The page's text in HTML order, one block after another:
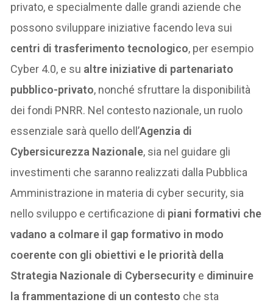
privato, e specialmente dalle grandi aziende che
possono sviluppare iniziative facendo leva sui
centri di trasferimento tecnologico, per esempio
Cyber 4.0, e su altre iniziative di partenariato
pubblico-privato, nonché sfruttare la disponibilità
dei fondi PNRR. Nel contesto nazionale, un ruolo
essenziale sarà quello dell’Agenzia di
Cybersicurezza Nazionale, sia nel guidare gli
investimenti che saranno realizzati dalla Pubblica
Amministrazione in materia di cyber security, sia
nello sviluppo e certificazione di piani formativi che
vadano a colmare il gap formativo in modo
coerente con gli obiettivi e le priorità della
Strategia Nazionale di Cybersecurity e diminuire
la frammentazione di un contesto che sta